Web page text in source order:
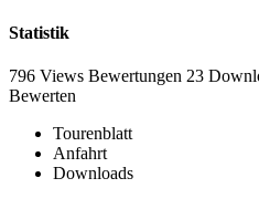
Statistik
796 Views Bewertungen 23
Bewerten
Tourenblatt
Anfahrt
Downloads